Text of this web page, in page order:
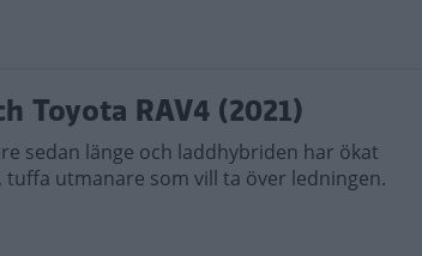
Toyota RAV4 (2021)
sedan länge och laddhybriden har ökat
utmanare som vill ta över ledningen.